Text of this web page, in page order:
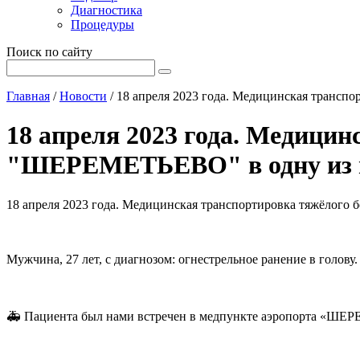
Диагностика
Процедуры
Поиск по сайту
Главная /Новости / 18 апреля 2023 года. Медицинская
18 апреля 2023 года.
"ШЕРЕМЕТЬЕВО" в одну из
18 апреля 2023 года. Медицинская транспортировка
Мужчина, 27 лет, с диагнозом: огнестрельное ранение в голову.
🚑 Пациента был нами встречен в медпункте аэропорта